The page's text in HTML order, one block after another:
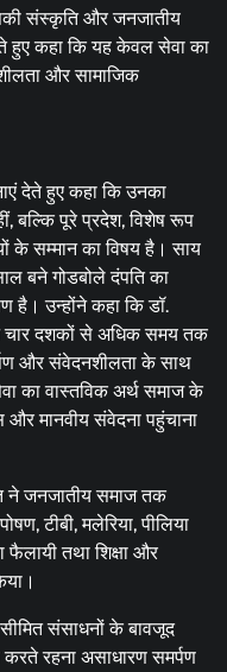
संस्कृति और जनजातीय
हुए कहा कि यह केवल सेवा का
और सामाजिक
देते हुए कहा कि उनका
बल्कि पूरे प्रदेश, विशेष रूप
के सम्मान का विषय है। साय
बने गोडबोले दंपति का
है। उन्होंने कहा कि डॉ.
चार दशकों से अधिक समय तक
और संवेदनशीलता के साथ
का वास्तविक अर्थ समाज के
मानवीय संवेदना पहुंचाना
ने जनजातीय समाज तक
टीबी, मलेरिया, पीलिया
फैलायी तथा शिक्षा और
संसाधनों के बावजूद
रहना असाधारण समर्पण